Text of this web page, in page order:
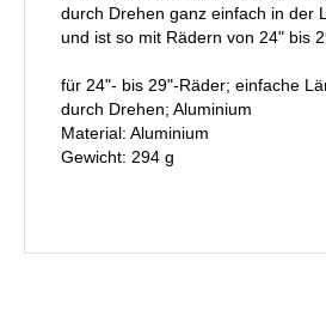
durch Drehen ganz einfach in der
und ist so mit Rädern von 24" bis
für 24"- bis 29"-Räder; einfache
durch Drehen; Aluminium
Material: Aluminium
Gewicht: 294 g